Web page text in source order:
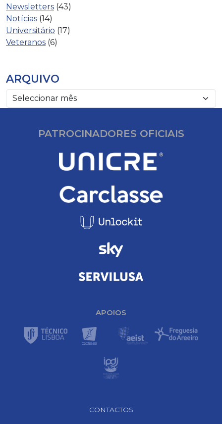
Newsletters (43)
Notícias (14)
Universitário (17)
Veteranos (6)
ARQUIVO
PATROCINADORES OFICIAIS
APOIOS
CONTACTOS